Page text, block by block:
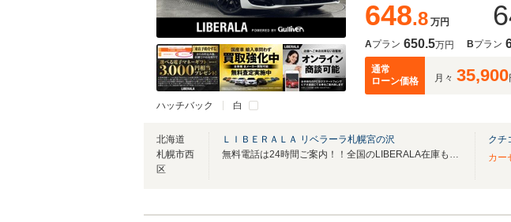
ハッチバック 白
ター
648.8 万円
Aプラン 650.5万円 Bプラン
通常
ローン価格
月々 35,900
北海道
札幌市西
区
ＬＩＢＥＲＡＬＡ リベラーラ札幌宮の沢
無料電話は24時間ご案内！！全国のLIBERALA在庫も見たい方は一括照会が可能です！
クチ
カー